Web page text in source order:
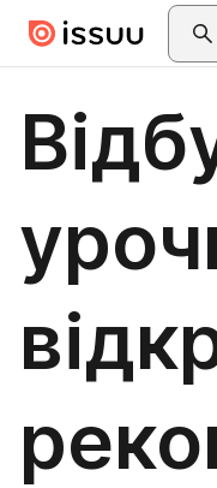
Skip to main content